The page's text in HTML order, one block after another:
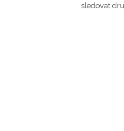
sledovat